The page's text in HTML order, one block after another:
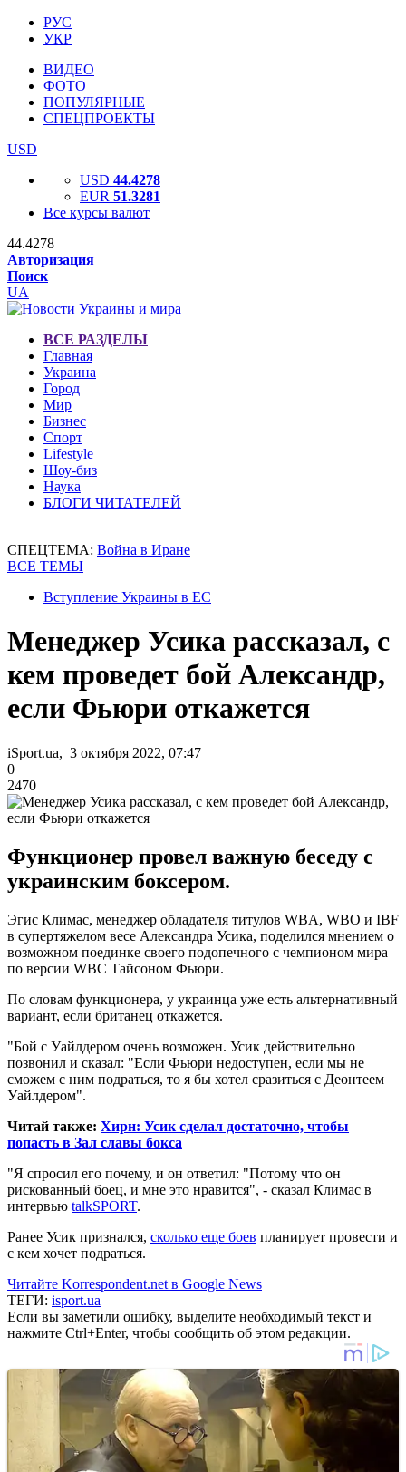
РУС
УКР
ВИДЕО
ФОТО
ПОПУЛЯРНЫЕ
СПЕЦПРОЕКТЫ
USD
USD 44.4278
EUR 51.3281
Все курсы валют
44.4278
Авторизация
Поиск
UA
ВСЕ РАЗДЕЛЫ
Главная
Украина
Город
Мир
Бизнес
Спорт
Lifestyle
Шоу-биз
Наука
БЛОГИ ЧИТАТЕЛЕЙ
СПЕЦТЕМА: Война в Иране
ВСЕ ТЕМЫ
Вступление Украины в ЕС
Менеджер Усика рассказал, с
кем проведет бой Александр,
если Фьюри откажется
iSport.ua, 3 октября 2022, 07:47
0
2470
Функционер провел важную беседу с
украинским боксером.
Эгис Климас, менеджер обладателя титулов WBA, WBO и IBF
в супертяжелом весе Александра Усика, поделился мнением о
возможном поединке своего подопечного с чемпионом мира
по версии WBC Тайсоном Фьюри.
По словам функционера, у украинца уже есть альтернативный
вариант, если британец откажется.
"Бой с Уайлдером очень возможен. Усик действительно
позвонил и сказал: "Если Фьюри недоступен, если мы не
сможем с ним подраться, то я бы хотел сразиться с Деонтеем
Уайлдером".
Читай также: Хирн: Усик сделал достаточно, чтобы
попасть в Зал славы бокса
"Я спросил его почему, и он ответил: "Потому что он
рискованный боец, и мне это нравится", - сказал Климас в
интервью talkSPORT.
Ранее Усик признался, сколько еще боев планирует провести и
с кем хочет подраться.
Читайте Korrespondent.net в Google News
ТЕГИ: isport.ua
Если вы заметили ошибку, выделите необходимый текст и
нажмите Ctrl+Enter, чтобы сообщить об этом редакции.